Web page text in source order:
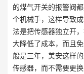
的煤气开关的报警阀
个机械手，这样导致
法是把传感器独立开
大降低了成本，而且
般是三年，美安这样
传感器，而不需要更